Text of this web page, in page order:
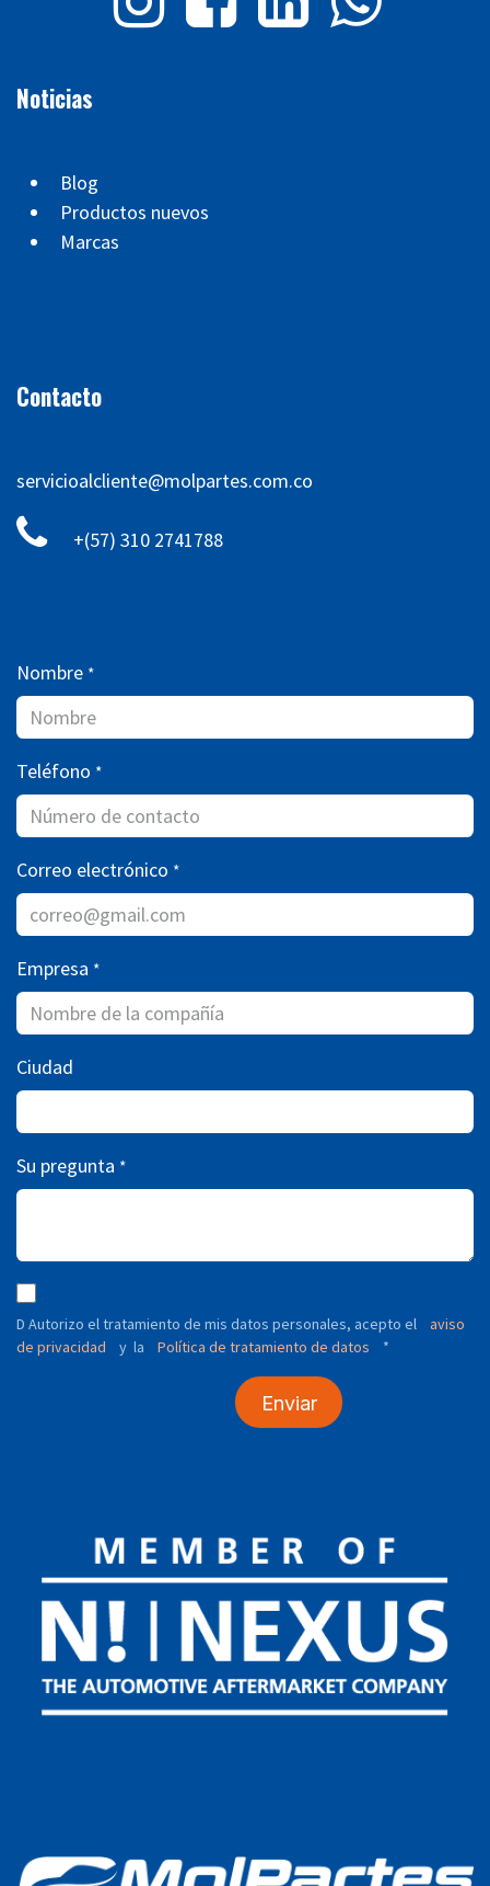
Noticias
Blog
Productos nuevos
Marcas
Contacto
servicioalcliente@molpartes.com.co
+(57) 310 2741788
Nombre *
Teléfono *
Correo electrónico *
Empresa *
Ciudad
Su pregunta *
D Autorizo ​​el tratamiento de mis datos personales, acepto el
aviso
de privacidad
y la Política de tratamiento de datos *
Enviar